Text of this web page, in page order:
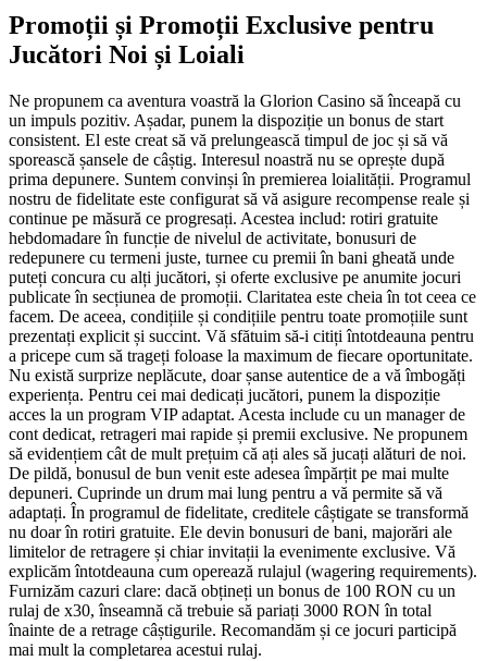
Promoții și Promoții Exclusive pentru
Jucători Noi și Loiali
Ne propunem ca aventura voastră la Glorion Casino să înceapă cu
un impuls pozitiv. Așadar, punem la dispoziție un bonus de start
consistent. El este creat să vă prelungească timpul de joc și să vă
sporească șansele de câștig. Interesul noastră nu se oprește după
prima depunere. Suntem convinși în premierea loialității. Programul
nostru de fidelitate este configurat să vă asigure recompense reale și
continue pe măsură ce progresați. Acestea includ: rotiri gratuite
hebdomadare în funcție de nivelul de activitate, bonusuri de
redepunere cu termeni juste, turnee cu premii în bani gheată unde
puteți concura cu alți jucători, și oferte exclusive pe anumite jocuri
publicate în secțiunea de promoții. Claritatea este cheia în tot ceea ce
facem. De aceea, condițiile și condițiile pentru toate promoțiile sunt
prezentați explicit și succint. Vă sfătuim să-i citiți întotdeauna pentru
a pricepe cum să trageți foloase la maximum de fiecare oportunitate.
Nu există surprize neplăcute, doar șanse autentice de a vă îmbogăți
experiența. Pentru cei mai dedicați jucători, punem la dispoziție
acces la un program VIP adaptat. Acesta include cu un manager de
cont dedicat, retrageri mai rapide și premii exclusive. Ne propunem
să evidențiem cât de mult prețuim că ați ales să jucați alături de noi.
De pildă, bonusul de bun venit este adesea împărțit pe mai multe
depuneri. Cuprinde un drum mai lung pentru a vă permite să vă
adaptați. În programul de fidelitate, creditele câștigate se transformă
nu doar în rotiri gratuite. Ele devin bonusuri de bani, majorări ale
limitelor de retragere și chiar invitații la evenimente exclusive. Vă
explicăm întotdeauna cum operează rulajul (wagering requirements).
Furnizăm cazuri clare: dacă obțineți un bonus de 100 RON cu un
rulaj de x30, înseamnă că trebuie să pariați 3000 RON în total
înainte de a retrage câștigurile. Recomandăm și ce jocuri participă
mai mult la completarea acestui rulaj.